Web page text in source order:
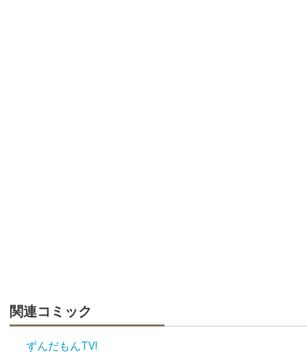
関連コミック
ずんだもんTV!